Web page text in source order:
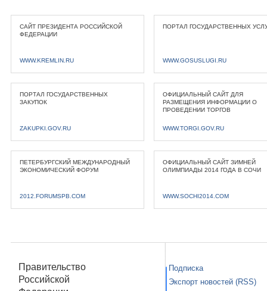
САЙТ ПРЕЗИДЕНТА РОССИЙСКОЙ
ФЕДЕРАЦИИ
WWW.KREMLIN.RU
ПОРТАЛ ГОСУДАРСТВЕННЫХ
WWW.GOSUSLUGI.RU
ПОРТАЛ ГОСУДАРСТВЕННЫХ
ЗАКУПОК
ZAKUPKI.GOV.RU
ОФИЦИАЛЬНЫЙ САЙТ ДЛЯ
РАЗМЕЩЕНИЯ ИНФОРМАЦИИ О
ПРОВЕДЕНИИ ТОРГОВ
WWW.TORGI.GOV.RU
ПЕТЕРБУРГСКИЙ МЕЖДУНАРОДНЫЙ
ЭКОНОМИЧЕСКИЙ ФОРУМ
2012.FORUMSPB.COM
ОФИЦИАЛЬНЫЙ САЙТ ЗИМНЕЙ
ОЛИМПИАДЫ 2014 ГОДА В СОЧИ
WWW.SOCHI2014.COM
Правительство
Российской
Подписка
Экспорт новостей (RSS)